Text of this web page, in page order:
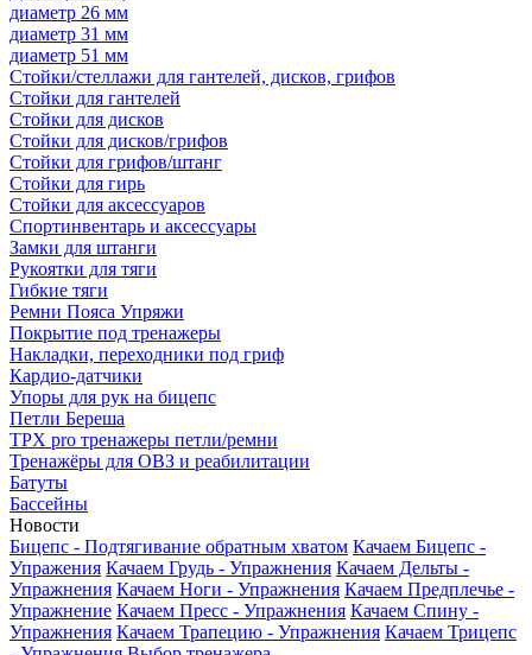
диаметр 26 мм
диаметр 31 мм
диаметр 51 мм
Стойки/стеллажи для гантелей, дисков, грифов
Стойки для гантелей
Стойки для дисков
Стойки для дисков/грифов
Стойки для грифов/штанг
Стойки для гирь
Стойки для аксессуаров
Спортинвентарь и аксессуары
Замки для штанги
Рукоятки для тяги
Гибкие тяги
Ремни Пояса Упряжи
Покрытие под тренажеры
Накладки, переходники под гриф
Кардио-датчики
Упоры для рук на бицепс
Петли Береша
TРX pro тренажеры петли/ремни
Тренажёры для ОВЗ и реабилитации
Батуты
Бассейны
Новости
Бицепс - Подтягивание обратным хватом Качаем Бицепс -
Упражения Качаем Грудь - Упражнения Качаем Дельты -
Упражнения Качаем Ноги - Упражнения Качаем Предплечье -
Упражнение Качаем Пресс - Упражнения Качаем Спину -
Упражнения Качаем Трапецию - Упражнения Качаем Трицепс